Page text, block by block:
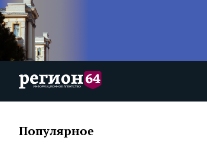
Популярное